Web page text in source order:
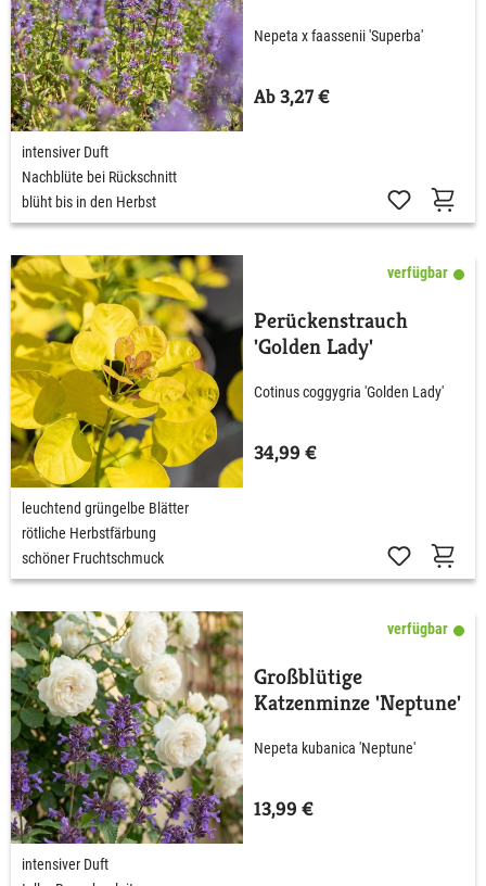
Nepeta x faassenii 'Superba'
Ab 3,27 €
intensiver Duft
Nachblüte bei Rückschnitt
blüht bis in den Herbst
verfügbar
Perückenstrauch
'Golden Lady'
Cotinus coggygria 'Golden Lady'
34,99 €
leuchtend grüngelbe Blätter
rötliche Herbstfärbung
schöner Fruchtschmuck
verfügbar
Großblütige
Katzenminze 'Neptune'
Nepeta kubanica 'Neptune'
13,99 €
intensiver Duft